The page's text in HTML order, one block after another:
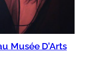
Musée D’Arts